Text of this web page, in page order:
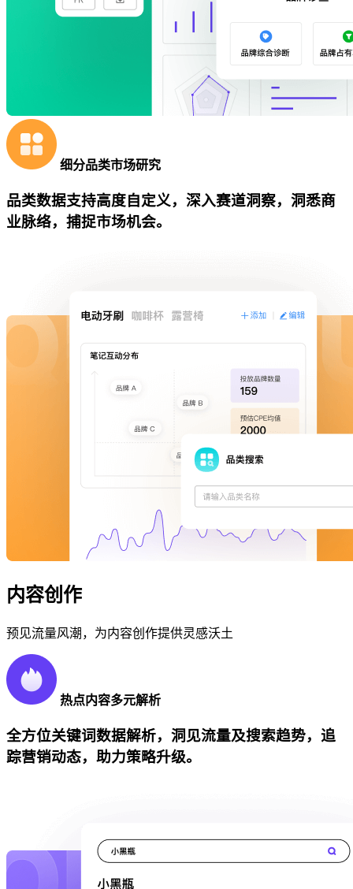
细分品类市场研究
品类数据支持高度自定义，深入赛道洞察，洞悉商
业脉络，捕捉市场机会。
内容创作
预见流量风潮，为内容创作提供灵感沃土
热点内容多元解析
全方位关键词数据解析，洞见流量及搜索趋势，追
踪营销动态，助力策略升级。